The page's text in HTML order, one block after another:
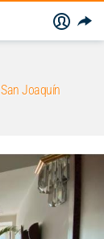
San Joaquín